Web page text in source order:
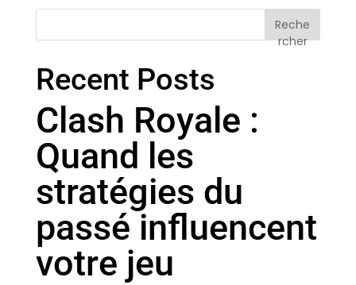
Reche
rcher
Recent Posts
Clash Royale :
Quand les
stratégies du
passé influencent
votre jeu